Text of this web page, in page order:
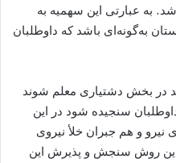
به عبارتی این سهمیه به
به‌گونه‌ای باشد که داوطلبان
نفر می‌خواهند در بخش دشتیاری معلم شوند
سنجیده شود در این
و هم جبران خلأ نیروی
این روش سنجش و پذیرش این